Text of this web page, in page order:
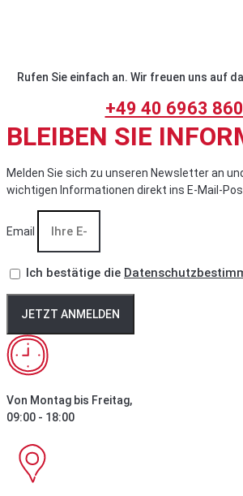
Rufen Sie einfach an. Wir freuen uns auf
+49 40 6963
BLEIBEN SIE
Melden Sie sich zu unseren Newsletter an
wichtigen Informationen direkt ins E-Mail-
Email
Ich bestätige die
JETZT ANMELDEN
Von Montag bis Freitag,
09:00 - 18:00